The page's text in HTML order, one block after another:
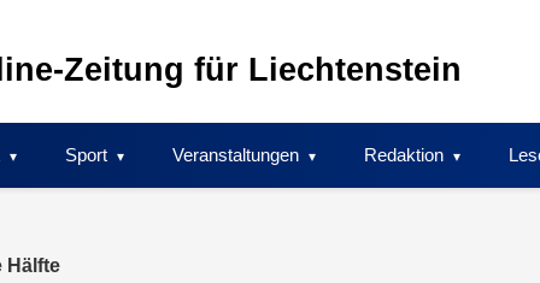
Zeitung für Liechtenstein
Sport Veranstaltungen Redaktion
Hälfte